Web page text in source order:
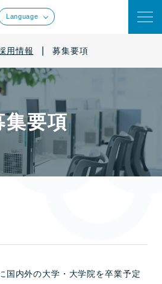
Language
用情報 募集要項
集要項
国内外の大学・大学院を卒業予定